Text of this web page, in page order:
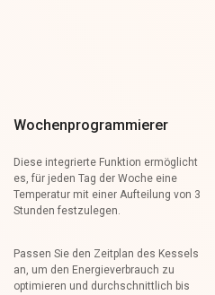
Wochenprogrammierer
Diese integrierte Funktion ermöglicht
es, für jeden Tag der Woche eine
Temperatur mit einer Aufteilung von 3
Stunden festzulegen.
Passen Sie den Zeitplan des Kessels
an, um den Energieverbrauch zu
optimieren und durchschnittlich bis